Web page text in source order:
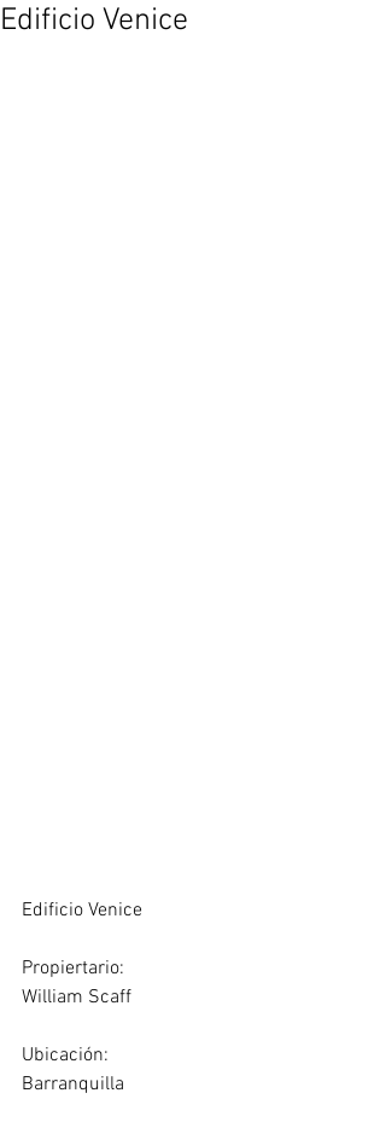
Edificio Venice
Edificio Venice
Propiertario:
William Scaff
Ubicación:
Barranquilla